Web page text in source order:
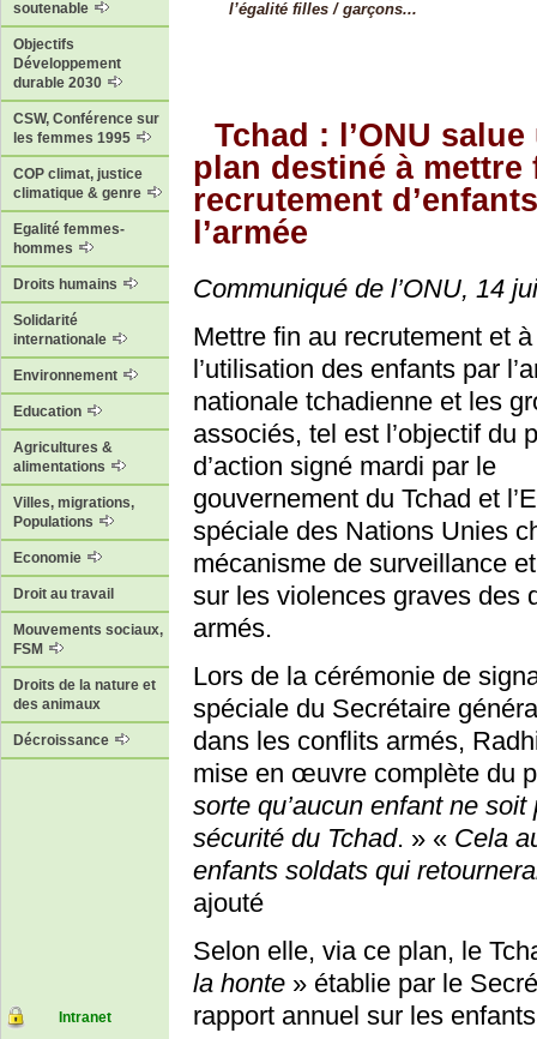
soutenable
Objectifs
Développement
durable 2030
CSW, Conférence sur
les femmes 1995
COP climat, justice
climatique & genre
Egalité femmes-
hommes
Droits humains
Solidarité
internationale
Environnement
Education
Agricultures &
alimentations
Villes, migrations,
Populations
Economie
Droit au travail
Mouvements sociaux,
FSM
Droits de la nature et
des animaux
Décroissance
Intranet
l’égalité filles / garçons...
Tchad : l’ONU salue
plan destiné à mettre
recrutement
l’armée
Communiqué de l’ONU, 14
Mettre fin au recrutement et à
l’utilisation des enfants par
nationale tchadienne et les
associés, tel est l’objectif du
d’action signé mardi par le
gouvernement du Tchad et
spéciale des Nations Unies
mécanisme de surveillance
sur les violences graves des
armés.
Lors de la cérémonie de
spéciale du Secrétaire
dans les conflits armés,
mise en œuvre complète du
sorte qu’aucun enfant ne
sécurité du Tchad. » « Cela
enfants soldats qui
ajouté
Selon elle, via ce plan, le
la honte » établie par le
rapport annuel sur les